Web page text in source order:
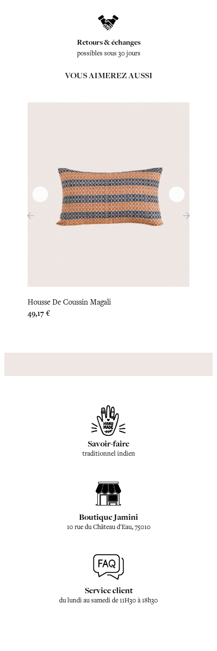
Retours & échanges
possibles sous 30 jours
VOUS AIMEREZ AUSSI
Housse De Coussin Magali
Prix
49,17 €
Savoir-faire
traditionnel indien
Boutique Jamini
10 rue du Château d'Eau, 75010
Service client
du lundi au samedi de 11H30 à 18h30